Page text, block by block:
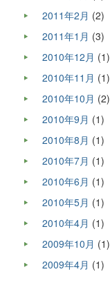
2011年2月 (2)
2011年1月 (3)
2010年12月 (1)
2010年11月 (1)
2010年10月 (2)
2010年9月 (1)
2010年8月 (1)
2010年7月 (1)
2010年6月 (1)
2010年5月 (1)
2010年4月 (1)
2009年10月 (1)
2009年4月 (1)